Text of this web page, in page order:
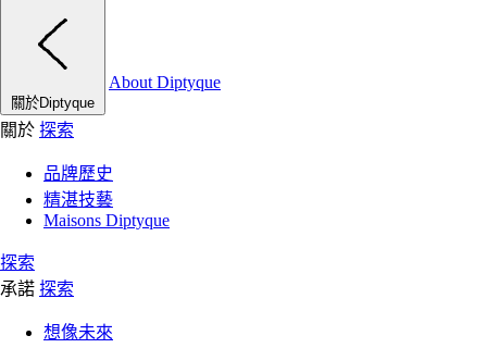
關於Diptyque
About Diptyque
關於 探索
品牌歷史
精湛技藝
Maisons Diptyque
探索
承諾 探索
想像未來